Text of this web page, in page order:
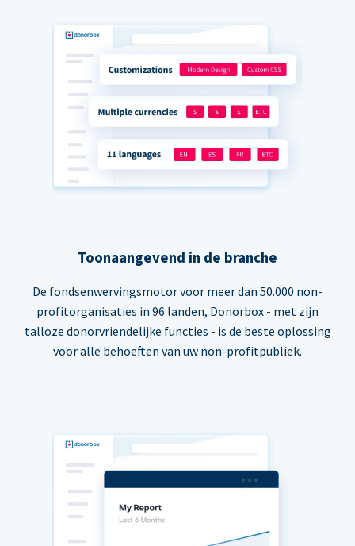
Toonaangevend in de branche
De fondsenwervingsmotor voor meer dan 50.000 non-
profitorganisaties in 96 landen, Donorbox - met zijn
talloze donorvriendelijke functies - is de beste oplossing
voor alle behoeften van uw non-profitpubliek.